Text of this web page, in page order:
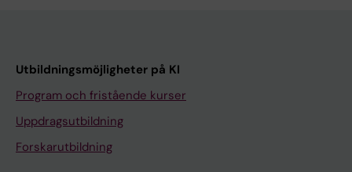
Utbildningsmöjligheter på KI
Program och fristående kurser
Uppdragsutbildning
Forskarutbildning